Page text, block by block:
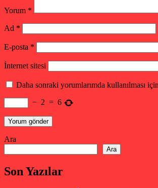
Yorum *
Ad *
E-posta *
İnternet sitesi
Daha sonraki yorumlarımda kullanılması
− 2 = 6
Ara
Ara
Son Yazılar